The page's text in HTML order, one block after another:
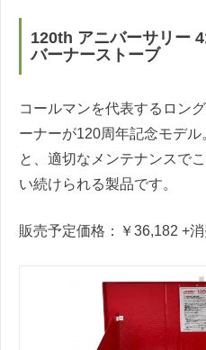
120th アニバーサリー
バーナーストーブ
コールマンを代表するロン
ーナーが120周年記念モデ
と、適切なメンテナンスで
い続けられる製品です。
販売予定価格：￥36,182 +